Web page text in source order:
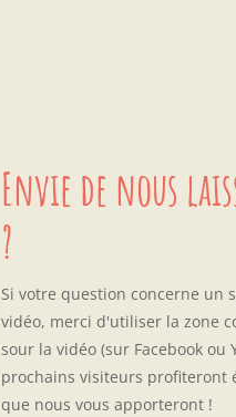
Envie de nous
?
Si votre question concerne un
vidéo, merci d'utiliser la zone
sour la vidéo (sur Facebook ou
prochains visiteurs profiteront
que nous vous apporteront !